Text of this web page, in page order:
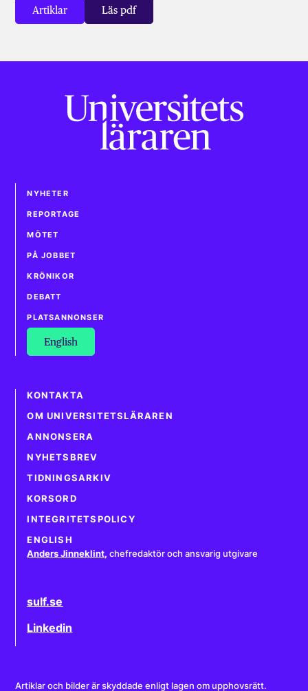
Artiklar Läs pdf
NYHETER
REPORTAGE
MÖTET
PÅ JOBBET
KRÖNIKOR
DEBATT
PLATSANNONSER
English
KONTAKTA
OM UNIVERSITETSLÄRAREN
ANNONSERA
NYHETSBREV
TIDNINGSARKIV
KORSORD
INTEGRITETSPOLICY
ENGLISH
Anders Jinneklint, chefredaktör och ansvarig utgivare
sulf.se
Linkedin
Artiklar och bilder är skyddade enligt lagen om upphovsrätt.